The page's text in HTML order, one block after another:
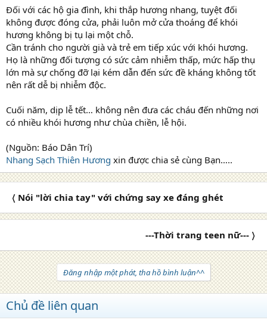
Đối với các hộ gia đình, khi thắp hương nhang, tuyệt đối
không được đóng cửa, phải luôn mở cửa thoáng để khói
hương không bị tụ lại một chỗ.
Cần tránh cho người già và trẻ em tiếp xúc với khói hương.
Họ là những đối tượng có sức cảm nhiễm thấp, mức hấp thụ
lớn mà sự chống đỡ lại kém dẫn đến sức đề kháng không tốt
nên rất dễ bị nhiễm độc.
Cuối năm, dịp lễ tết… không nên đưa các cháu đến những nơi
có nhiều khói hương như chùa chiền, lễ hội.
(Nguồn: Báo Dân Trí)
Nhang Sạch Thiên Hương xin được chia sẻ cùng Bạn…..
〈 Nói "lời chia tay" với chứng say xe đáng ghét
---Thời trang teen nữ--- 〉
Đăng nhập một phát, tha hồ bình luận^^
Chủ đề liên quan